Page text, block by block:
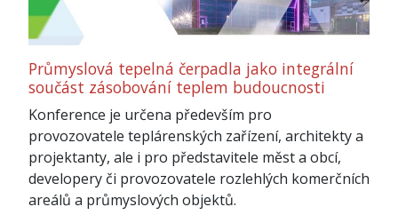
Průmyslová tepelná čerpadla jako integrální
součást zásobování teplem budoucnosti
Konference je určena především pro
provozovatele teplárenských zařízení, architekty a
projektanty, ale i pro představitele měst a obcí,
developery či provozovatele rozlehlých komerčních
areálů a průmyslových objektů.